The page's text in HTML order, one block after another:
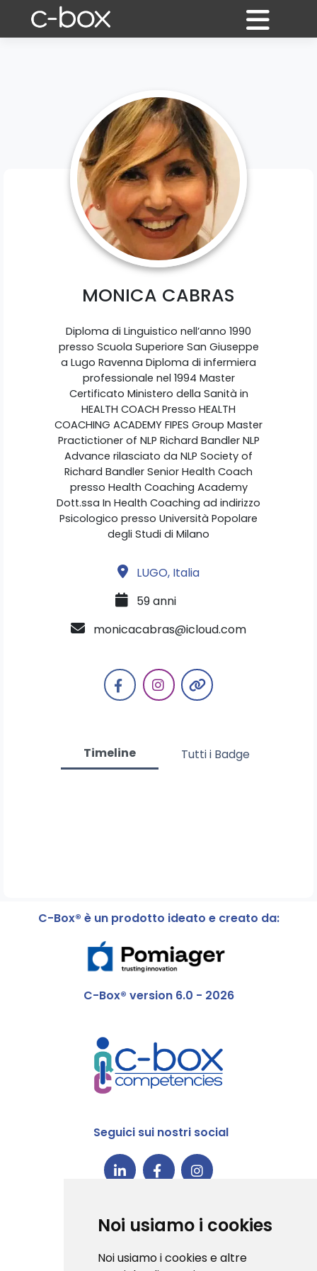
Noi usiamo i cookies
Noi usiamo i cookies e altre
MONICA CABRAS
Diploma di Linguistico nell’anno 1990
presso Scuola Superiore San Giuseppe
a Lugo Ravenna Diploma di infermiera
professionale nel 1994 Master
Certificato Ministero della Sanità in
HEALTH COACH Presso HEALTH
COACHING ACADEMY FIPES Group Master
Practictioner of NLP Richard Bandler NLP
Advance rilasciato da NLP Society of
Richard Bandler Senior Health Coach
presso Health Coaching Academy
Dott.ssa In Health Coaching ad indirizzo
Psicologico presso Università Popolare
degli Studi di Milano
LUGO, Italia
59 anni
monicacabras@icloud.com
Timeline Tutti i Badge
C-Box® è un prodotto ideato e creato da:
C-Box® version 6.0 - 2026
Seguici sui nostri social
C-Box® è la prima piattaforma in
Italia ad aver conseguito la
certificazione 1EdTech Open
Badge v3.0